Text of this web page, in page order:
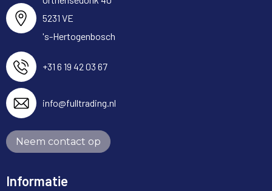
5231 VE
's-Hertogenbosch
+31 6 19 42 03 67
info@fulltrading.nl
Neem contact op
Informatie